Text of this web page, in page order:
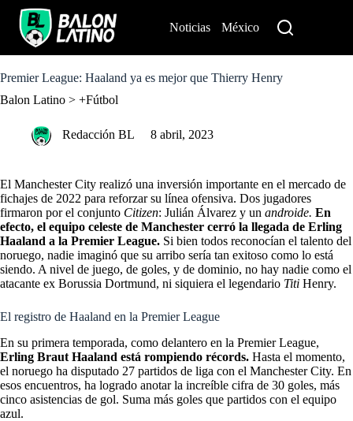
o
o
Noticias México
Premier League: Haaland ya es mejor que Thierry Henry
Balon Latino > +Fútbol
Redacción BL 8 abril, 2023
El Manchester City realizó una inversión importante en el mercado de
fichajes de 2022 para reforzar su línea ofensiva. Dos jugadores
firmaron por el conjunto Citizen: Julián Álvarez y un androide. En
efecto, el equipo celeste de Manchester cerró la llegada de Erling
Haaland a la Premier League. Si bien todos reconocían el talento del
noruego, nadie imaginó que su arribo sería tan exitoso como lo está
siendo. A nivel de juego, de goles, y de dominio, no hay nadie como el
atacante ex Borussia Dortmund, ni siquiera el legendario Titi Henry.
El registro de Haaland en la Premier League
En su primera temporada, como delantero en la Premier League,
Erling Braut Haaland está rompiendo récords. Hasta el momento,
el noruego ha disputado 27 partidos de liga con el Manchester City. En
esos encuentros, ha logrado anotar la increíble cifra de 30 goles, más
cinco asistencias de gol. Suma más goles que partidos con el equipo
azul.